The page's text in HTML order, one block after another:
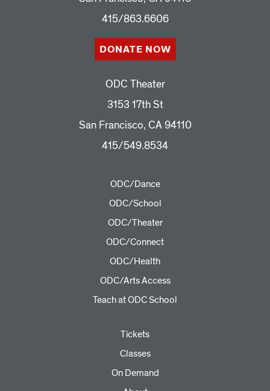
415/863.6606
DONATE NOW
ODC Theater
3153 17th St
San Francisco, CA 94110
415/549.8534
ODC/Dance
ODC/School
ODC/Theater
ODC/Connect
ODC/Health
ODC/Arts Access
Teach at ODC School
Tickets
Classes
On Demand